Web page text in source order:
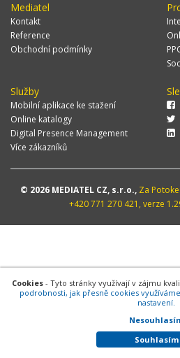
Mediatel
Kontakt
Reference
Obchodní podmínky
Služby
Mobilní aplikace ke stažení
Online katalogy
Digital Presence Management
Více zákazníků
© 2026 MEDIATEL CZ, s.r.o., Za
+420 771 270 421, verze
Cookies - Tyto stránky využívají v zájmu
podrobnosti, jak přesně cookies
nastavení.
Souhlasím